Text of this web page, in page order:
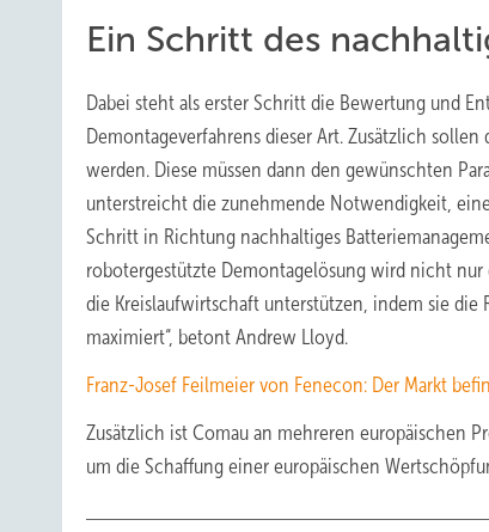
Ein Schritt des
Dabei steht als erster Schritt die Bewertung und
Demontageverfahrens dieser Art. Zusätzlich
werden. Diese müssen dann den gewünschten
unterstreicht die zunehmende Notwendigkeit,
Schritt in Richtung nachhaltiges
robotergestützte Demontagelösung wird nicht nur
die Kreislaufwirtschaft unterstützen, indem sie
maximiert“, betont Andrew Lloyd.
Franz-Josef Feilmeier von Fenecon: Der Markt
Zusätzlich ist Comau an mehreren europäischen
um die Schaffung einer europäischen